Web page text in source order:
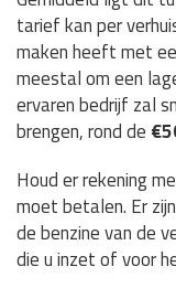
tarief kan per
maken heeft met
meestal om een
ervaren bedrijf zal
brengen, rond de
Houd er rekening
moet betalen. Er
de benzine van de
die u inzet of voor